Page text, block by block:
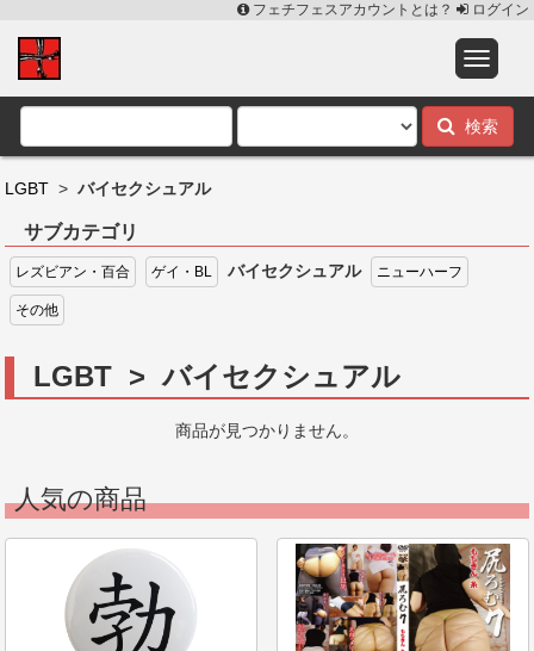
フェチフェスアカウントとは？ ログイン
検索
LGBT > バイセクシュアル
サブカテゴリ
レズビアン・百合 ゲイ・BL バイセクシュアル ニューハーフ
その他
LGBT > バイセクシュアル
商品が見つかりません。
人気の商品